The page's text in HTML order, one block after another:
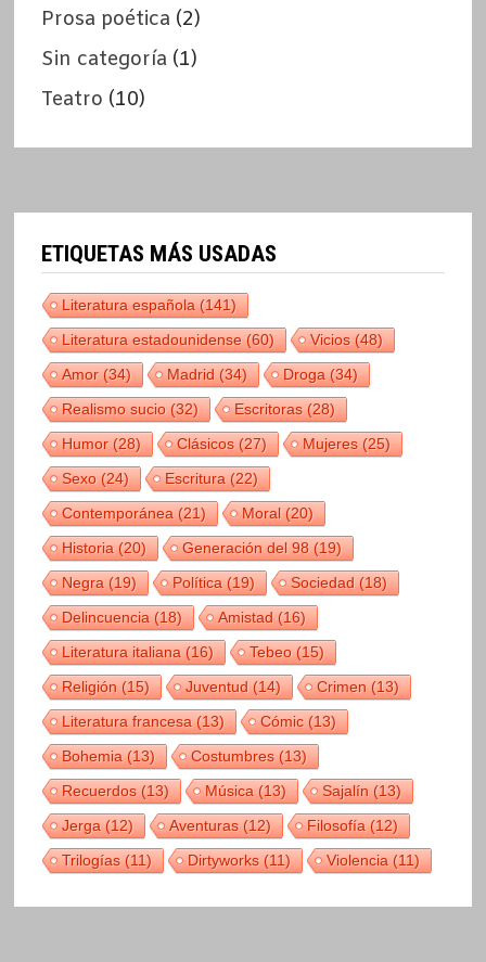
Prosa poética (2)
Sin categoría (1)
Teatro (10)
ETIQUETAS MÁS USADAS
Literatura española(141)
Literatura estadounidense(60) Vicios(48)
Amor(34) Madrid(34) Droga(34)
Realismo sucio(32) Escritoras(28)
Humor(28) Clásicos(27) Mujeres(25)
Sexo(24) Escritura(22)
Contemporánea(21) Moral(20)
Historia(20) Generación del 98(19)
Negra(19) Política(19) Sociedad(18)
Delincuencia(18) Amistad(16)
Literatura italiana(16) Tebeo(15)
Religión(15) Juventud(14) Crimen(13)
Literatura francesa(13) Cómic(13)
Bohemia(13) Costumbres(13)
Recuerdos(13) Música(13) Sajalín(13)
Jerga(12) Aventuras(12) Filosofía(12)
Trilogías(11) Dirtyworks(11) Violencia(11)